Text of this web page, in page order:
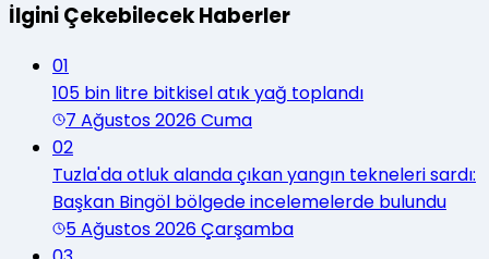
İlgini Çekebilecek Haberler
01
105 bin litre bitkisel atık yağ toplandı
7 Ağustos 2026 Cuma
02
Tuzla'da otluk alanda çıkan yangın tekneleri sardı:
Başkan Bingöl bölgede incelemelerde bulundu
5 Ağustos 2026 Çarşamba